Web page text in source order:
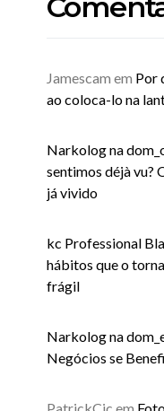
Jamescam em Por
ao coloca-lo na
Narkolog na
sentimos déjà vu?
já vivido
kc Professional
hábitos que o
frágil
Narkolog na
Negócios se